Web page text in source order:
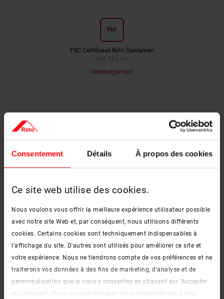
Consentement Détails À propos des cookies
Ce site web utilise des cookies.
Nous voulons vous offrir la meilleure expérience utilisateur possible
avec notre site Web et, par conséquent, nous utilisons différents
cookies. Certains cookies sont techniquement indispensables à
l'affichage du site. D'autres sont utilisés pour améliorer ce site et
votre expérience. Nous ne tiendrons compte de vos préférences et ne
traiterons vos données à des fins de marketing, d'analyse et de
personnalisation que si vous y consentez en cliquant sur "Accepter
et continuer". Vous pouvez révoquer votre consentement à tout
PDF
FSC Certificaat Roto Dakramen
pdf, 282 Ko
téléchargement